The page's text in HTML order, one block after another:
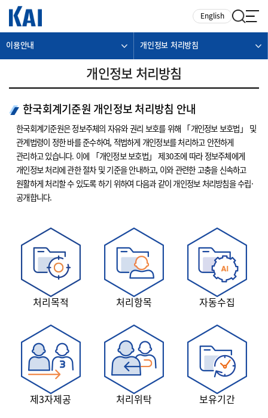
English
이용안내 개인정보 처리방침
개인정보 처리방침
한국회계기준원 개인정보 처리방침 안내
한국회계기준원은 정보주체의 자유와 권리 보호를 위해 「개인정보 보호법」 및
관계법령이 정한 바를 준수하여, 적법하게 개인정보를 처리하고 안전하게
관리하고 있습니다. 이에 「개인정보 보호법」 제30조에 따라 정보주체에게
개인정보 처리에 관한 절차 및 기준을 안내하고, 이와 관련한 고충을 신속하고
원활하게 처리할 수 있도록 하기 위하여 다음과 같이 개인정보 처리방침을 수립·
공개합니다.
처리목적 처리항목 자동수집
제3자제공 처리위탁 보유기간